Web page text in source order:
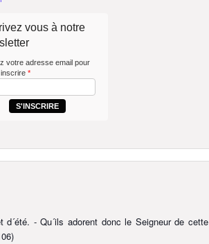
vous à notre
votre adresse email pour
*
S'INSCRIRE
- Qu´ils adorent donc le Seigneur de cette